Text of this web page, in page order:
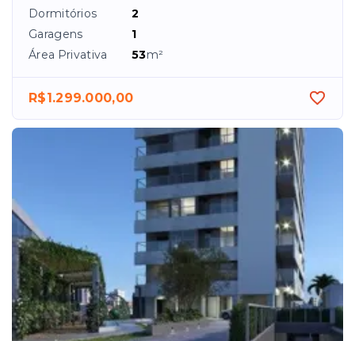
Dormitórios
2
Garagens
1
Área Privativa
53m²
R$1.299.000,00